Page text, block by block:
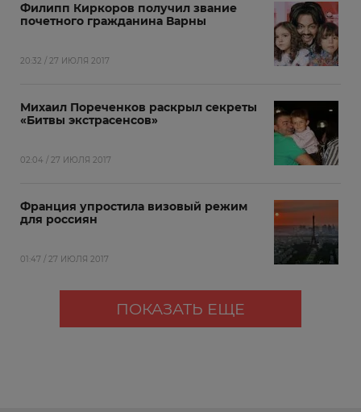
Филипп Киркоров получил звание
почетного гражданина Варны
20:32 / 27 ИЮЛЯ 2017
Михаил Пореченков раскрыл секреты
«Битвы экстрасенсов»
02:04 / 27 ИЮЛЯ 2017
Франция упростила визовый режим
для россиян
01:47 / 27 ИЮЛЯ 2017
ПОКАЗАТЬ ЕЩЕ